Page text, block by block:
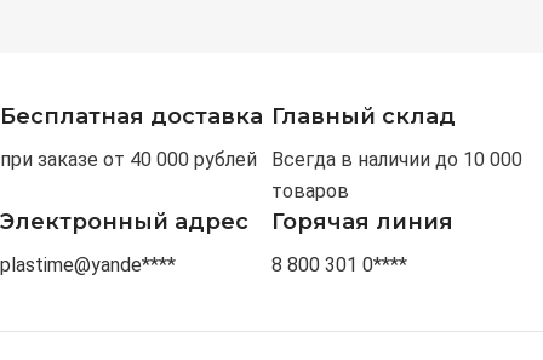
Бесплатная доставка
при заказе от 40 000 рублей
Главный склад
Всегда в наличии до 10 000
товаров
Электронный адрес
plastime@yande****
Горячая линия
8 800 301 0****